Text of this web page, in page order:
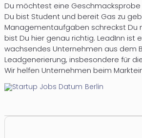
Du möchtest eine Geschmacksprobe
Du bist Student und bereit Gas zu
Managementaufgaben schreckst Du
bist Du hier genau richtig. LeadInn ist
wachsendes Unternehmen aus dem
Leadgenerierung, insbesondere für
Wir helfen Unternehmen beim
Berlin